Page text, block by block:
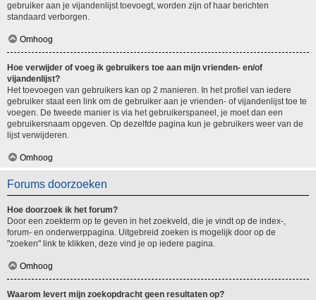
gebruiker aan je vijandenlijst toevoegt, worden zijn of haar berichten
standaard verborgen.
Omhoog
Hoe verwijder of voeg ik gebruikers toe aan mijn vrienden- en/of
vijandenlijst?
Het toevoegen van gebruikers kan op 2 manieren. In het profiel van iedere
gebruiker staat een link om de gebruiker aan je vrienden- of vijandenlijst toe te
voegen. De tweede manier is via het gebruikerspaneel, je moet dan een
gebruikersnaam opgeven. Op dezelfde pagina kun je gebruikers weer van de
lijst verwijderen.
Omhoog
Forums doorzoeken
Hoe doorzoek ik het forum?
Door een zoekterm op te geven in het zoekveld, die je vindt op de index-,
forum- en onderwerppagina. Uitgebreid zoeken is mogelijk door op de
"zoeken" link te klikken, deze vind je op iedere pagina.
Omhoog
Waarom levert mijn zoekopdracht geen resultaten op?